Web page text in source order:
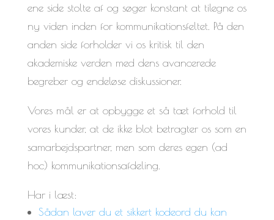
ene side stolte af og søger konstant at tilegne os
ny viden inden for kommunikationsfeltet. På den
anden side forholder vi os kritisk til den
akademiske verden med dens avancerede
begreber og endeløse diskussioner.
Vores mål er at opbygge et så tæt forhold til
vores kunder, at de ikke blot betragter os som en
samarbejdspartner, men som deres egen (ad
hoc) kommunikationsafdeling.
Har i læst:
Sådan laver du et sikkert kodeord du kan